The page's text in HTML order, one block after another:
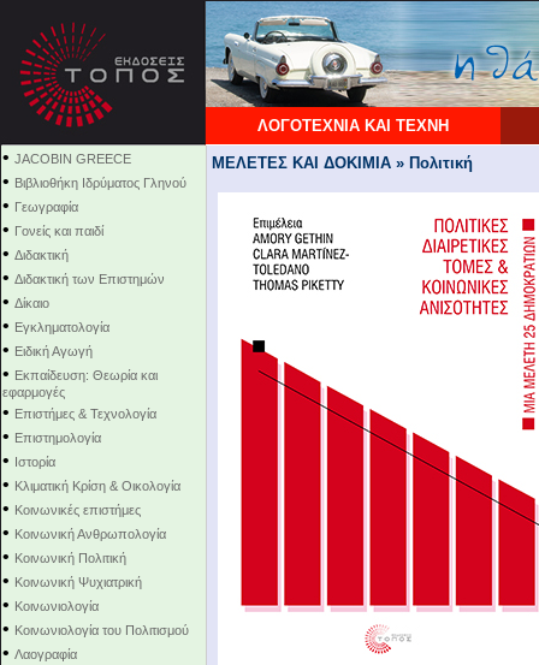
ΛΟΓΟΤΕΧΝΙΑ ΚΑΙ ΤΕΧΝΗ
• JACOBIN GREECE
• Βιβλιοθήκη Ιδρύματος Γληνού
• Γεωγραφία
• Γονείς και παιδί
• Διδακτική
• Διδακτική των Επιστημών
• Δίκαιο
• Εγκληματολογία
• Ειδική Αγωγή
• Εκπαίδευση: Θεωρία και
εφαρμογές
• Επιστήμες & Τεχνολογία
• Επιστημολογία
• Ιστορία
• Κλιματική Κρίση & Οικολογία
• Κοινωνικές επιστήμες
• Κοινωνική Ανθρωπολογία
• Κοινωνική Πολιτική
• Κοινωνική Ψυχιατρική
• Κοινωνιολογία
• Κοινωνιολογία του Πολιτισμού
• Λαογραφία
ΜΕΛΕΤΕΣ ΚΑΙ ΔΟΚΙΜΙΑ » Πολιτική